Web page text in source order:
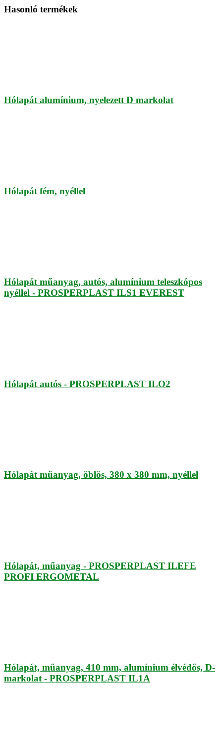
Hasonló termékek
Hólapát alumínium, nyelezett D markolat
Hólapát fém, nyéllel
Hólapát műanyag, autós, alumínium teleszkópos
nyéllel - PROSPERPLAST ILS1 EVEREST
Hólapát autós - PROSPERPLAST ILO2
Hólapát műanyag, öblös, 380 x 380 mm, nyéllel
Hólapát, műanyag - PROSPERPLAST ILEFE
PROFI ERGOMETAL
Hólapát, műanyag, 410 mm, alumínium élvédős, D-
markolat - PROSPERPLAST IL1A